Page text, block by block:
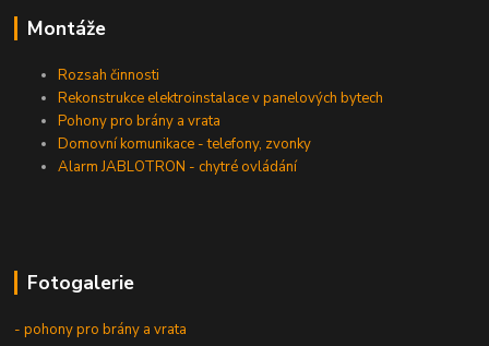
Montáže
Rozsah činnosti
Rekonstrukce elektroinstalace v panelových bytech
Pohony pro brány a vrata
Domovní komunikace - telefony, zvonky
Alarm JABLOTRON - chytré ovládání
Fotogalerie
- pohony pro brány a vrata